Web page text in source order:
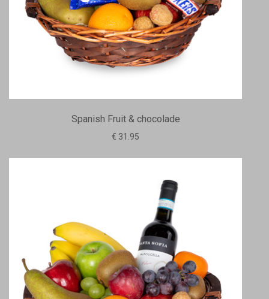
Spanish Fruit & chocolade
€ 31.95